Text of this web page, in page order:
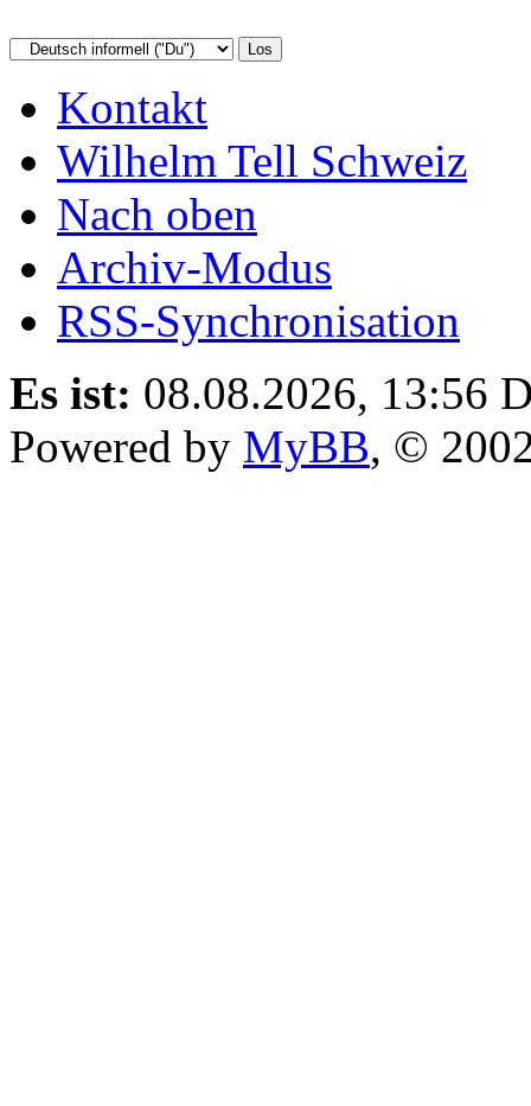
Kontakt
Wilhelm Tell Schweiz
Nach oben
Archiv-Modus
RSS-Synchronisation
Es ist: 08.08.2026, 13:56
Powered by MyBB, ©